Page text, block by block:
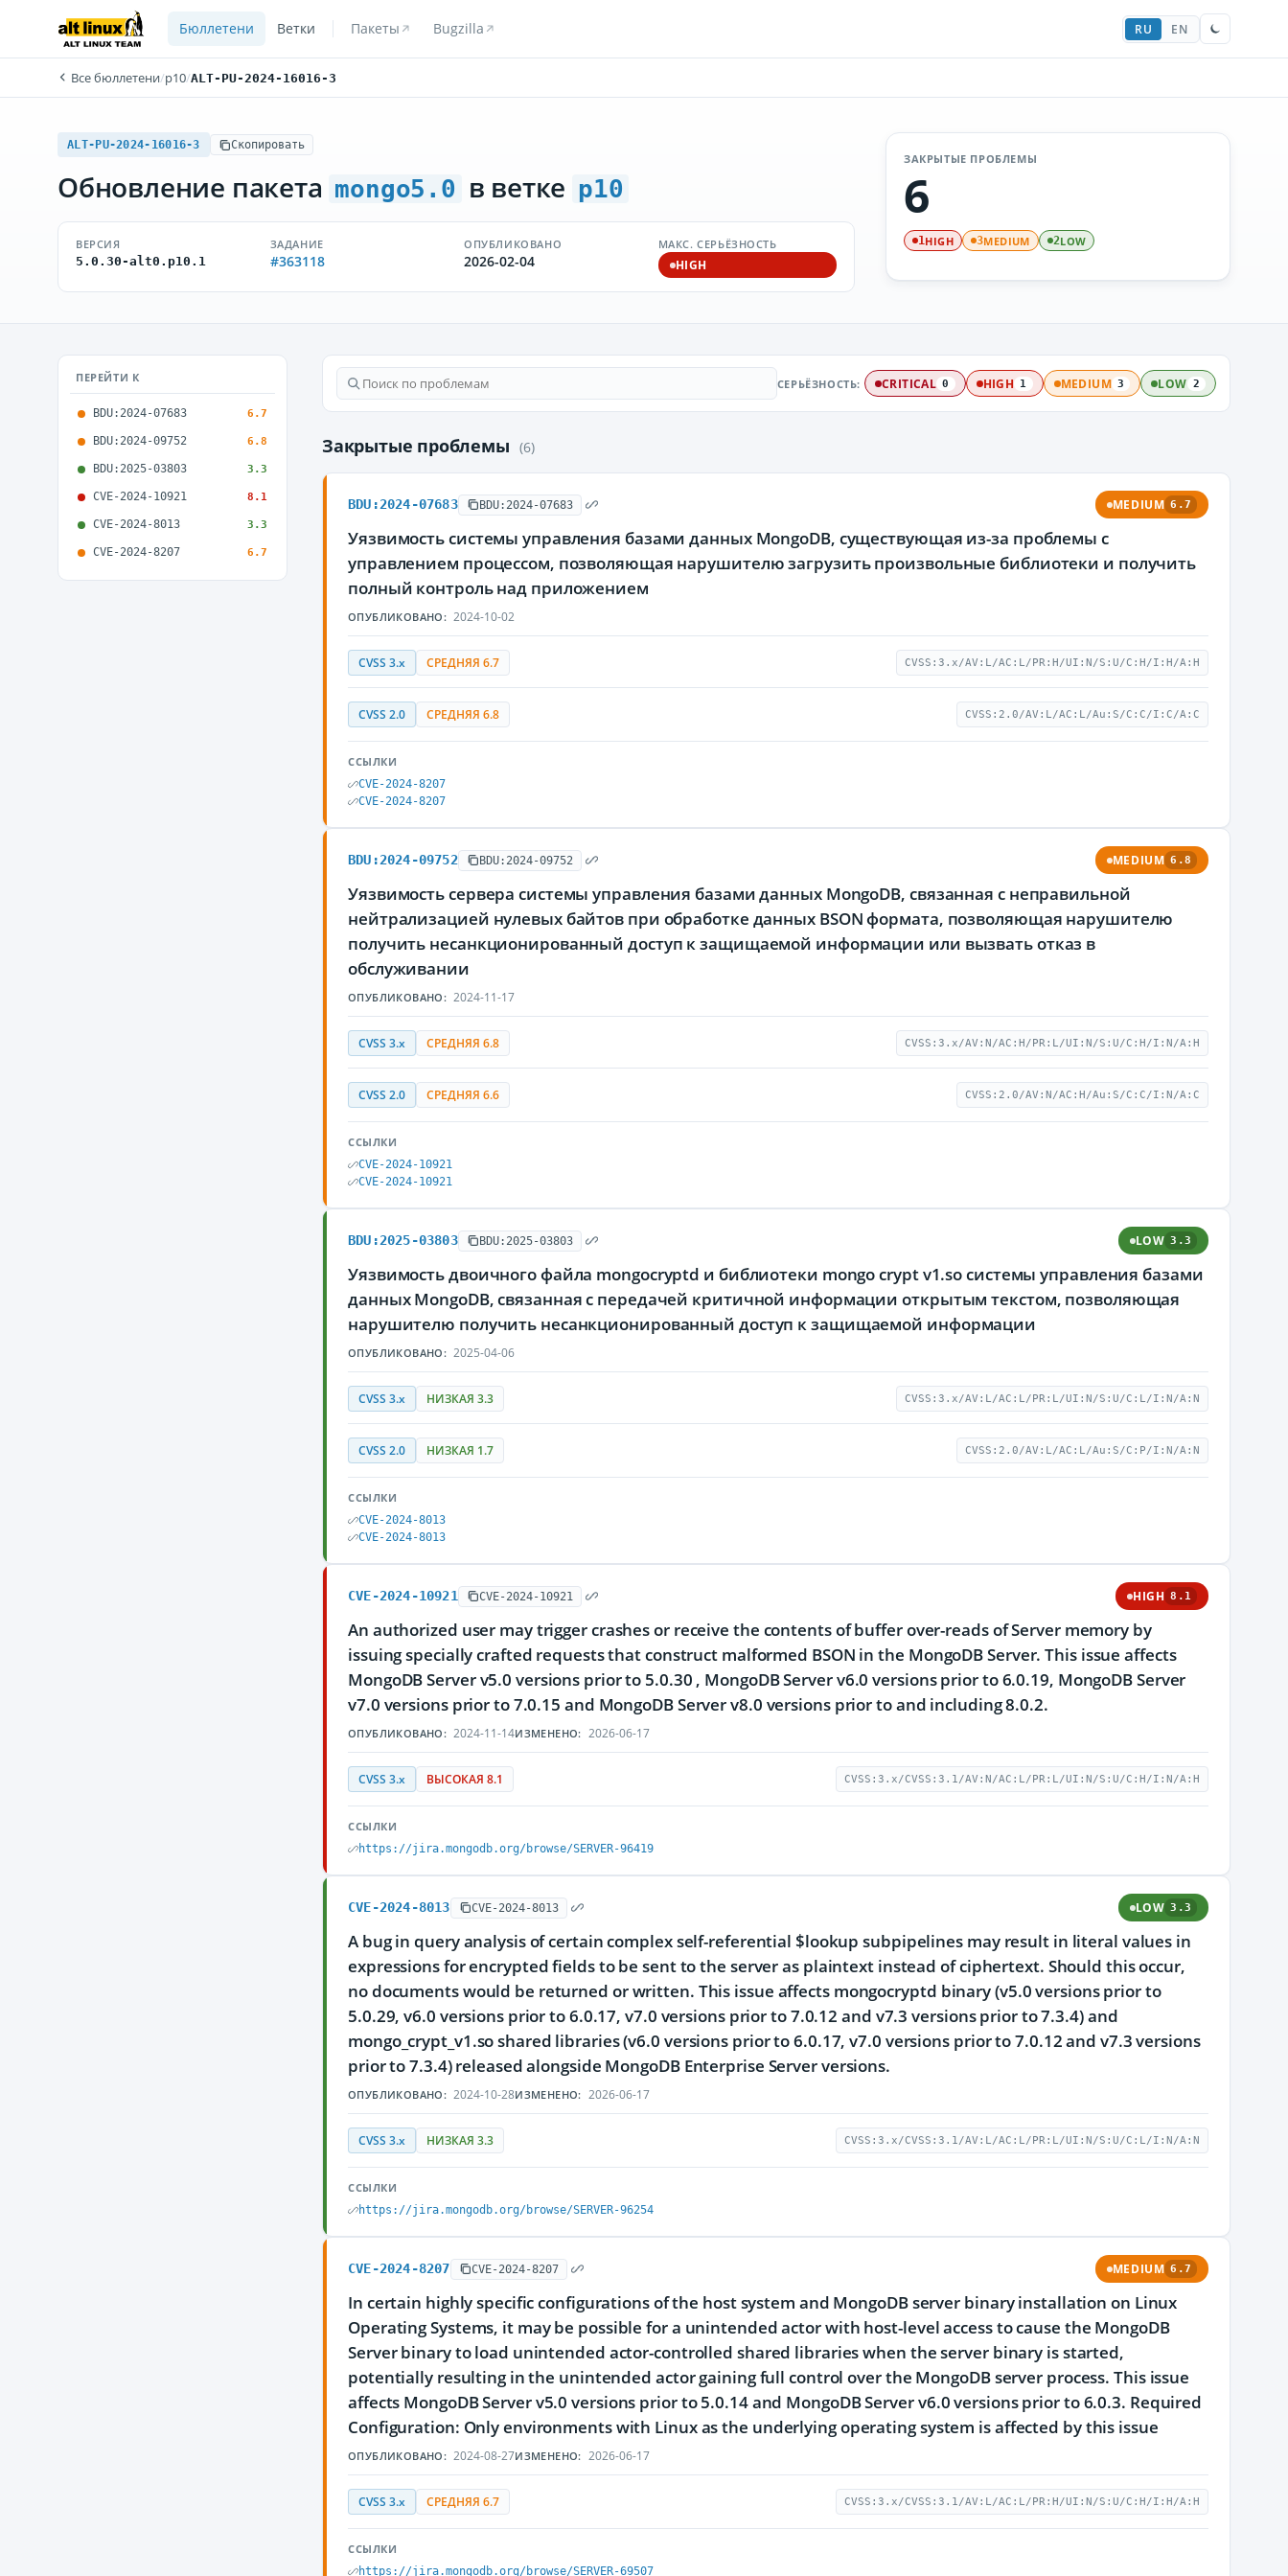
Бюллетени Ветки Пакеты Bugzilla RU EN
Все бюллетени/p10/ALT-PU-2024-16016-3
ALT-PU-2024-16016-3 Скопировать
Обновление пакета mongo5.0 в ветке p10
ВЕРСИЯ
5.0.30-alt0.p10.1
ЗАДАНИЕ
#363118
ОПУБЛИКОВАНО
2026-02-04
МАКС. СЕРЬЁЗНОСТЬ
HIGH
ЗАКРЫТЫЕ ПРОБЛЕМЫ
6
1HIGH 3MEDIUM 2LOW
ПЕРЕЙТИ К
BDU:2024-07683 6.7
BDU:2024-09752 6.8
BDU:2025-03803 3.3
CVE-2024-10921 8.1
CVE-2024-8013 3.3
CVE-2024-8207 6.7
СЕРЬЁЗНОСТЬ: CRITICAL 0 HIGH 1 MEDIUM 3 LOW 2
Закрытые проблемы (6)
BDU:2024-07683 BDU:2024-07683 MEDIUM 6.7
Уязвимость системы управления базами данных MongoDB, существующая из-за проблемы с
управлением процессом, позволяющая нарушителю загрузить произвольные библиотеки и получить
полный контроль над приложением
ОПУБЛИКОВАНО: 2024-10-02
CVSS 3.x СРЕДНЯЯ 6.7 CVSS:3.x/AV:L/AC:L/PR:H/UI:N/S:U/C:H/I:H/A:H
CVSS 2.0 СРЕДНЯЯ 6.8 CVSS:2.0/AV:L/AC:L/Au:S/C:C/I:C/A:C
ССЫЛКИ
CVE-2024-8207
CVE-2024-8207
BDU:2024-09752 BDU:2024-09752 MEDIUM 6.8
Уязвимость сервера системы управления базами данных MongoDB, связанная с неправильной
нейтрализацией нулевых байтов при обработке данных BSON формата, позволяющая нарушителю
получить несанкционированный доступ к защищаемой информации или вызвать отказ в
обслуживании
ОПУБЛИКОВАНО: 2024-11-17
CVSS 3.x СРЕДНЯЯ 6.8 CVSS:3.x/AV:N/AC:H/PR:L/UI:N/S:U/C:H/I:N/A:H
CVSS 2.0 СРЕДНЯЯ 6.6 CVSS:2.0/AV:N/AC:H/Au:S/C:C/I:N/A:C
ССЫЛКИ
CVE-2024-10921
CVE-2024-10921
BDU:2025-03803 BDU:2025-03803 LOW 3.3
Уязвимость двоичного файла mongocryptd и библиотеки mongo crypt v1.so системы управления базами
данных MongoDB, связанная с передачей критичной информации открытым текстом, позволяющая
нарушителю получить несанкционированный доступ к защищаемой информации
ОПУБЛИКОВАНО: 2025-04-06
CVSS 3.x НИЗКАЯ 3.3 CVSS:3.x/AV:L/AC:L/PR:L/UI:N/S:U/C:L/I:N/A:N
CVSS 2.0 НИЗКАЯ 1.7 CVSS:2.0/AV:L/AC:L/Au:S/C:P/I:N/A:N
ССЫЛКИ
CVE-2024-8013
CVE-2024-8013
CVE-2024-10921 CVE-2024-10921 HIGH 8.1
An authorized user may trigger crashes or receive the contents of buffer over-reads of Server memory by
issuing specially crafted requests that construct malformed BSON in the MongoDB Server. This issue affects
MongoDB Server v5.0 versions prior to 5.0.30 , MongoDB Server v6.0 versions prior to 6.0.19, MongoDB Server
v7.0 versions prior to 7.0.15 and MongoDB Server v8.0 versions prior to and including 8.0.2.
ОПУБЛИКОВАНО: 2024-11-14ИЗМЕНЕНО: 2026-06-17
CVSS 3.x ВЫСОКАЯ 8.1 CVSS:3.x/CVSS:3.1/AV:N/AC:L/PR:L/UI:N/S:U/C:H/I:N/A:H
ССЫЛКИ
https://jira.mongodb.org/browse/SERVER-96419
CVE-2024-8013 CVE-2024-8013 LOW 3.3
A bug in query analysis of certain complex self-referential $lookup subpipelines may result in literal values in
expressions for encrypted fields to be sent to the server as plaintext instead of ciphertext. Should this occur,
no documents would be returned or written. This issue affects mongocryptd binary (v5.0 versions prior to
5.0.29, v6.0 versions prior to 6.0.17, v7.0 versions prior to 7.0.12 and v7.3 versions prior to 7.3.4) and
mongo_crypt_v1.so shared libraries (v6.0 versions prior to 6.0.17, v7.0 versions prior to 7.0.12 and v7.3 versions
prior to 7.3.4) released alongside MongoDB Enterprise Server versions.
ОПУБЛИКОВАНО: 2024-10-28ИЗМЕНЕНО: 2026-06-17
CVSS 3.x НИЗКАЯ 3.3 CVSS:3.x/CVSS:3.1/AV:L/AC:L/PR:L/UI:N/S:U/C:L/I:N/A:N
ССЫЛКИ
https://jira.mongodb.org/browse/SERVER-96254
CVE-2024-8207 CVE-2024-8207 MEDIUM 6.7
In certain highly specific configurations of the host system and MongoDB server binary installation on Linux
Operating Systems, it may be possible for a unintended actor with host-level access to cause the MongoDB
Server binary to load unintended actor-controlled shared libraries when the server binary is started,
potentially resulting in the unintended actor gaining full control over the MongoDB server process. This issue
affects MongoDB Server v5.0 versions prior to 5.0.14 and MongoDB Server v6.0 versions prior to 6.0.3. Required
Configuration: Only environments with Linux as the underlying operating system is affected by this issue
ОПУБЛИКОВАНО: 2024-08-27ИЗМЕНЕНО: 2026-06-17
CVSS 3.x СРЕДНЯЯ 6.7 CVSS:3.x/CVSS:3.1/AV:L/AC:L/PR:H/UI:N/S:U/C:H/I:H/A:H
ССЫЛКИ
https://jira.mongodb.org/browse/SERVER-69507